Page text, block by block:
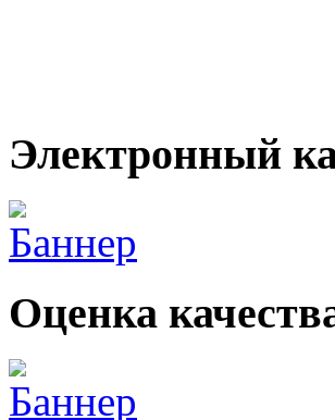
Электронный
Оценка